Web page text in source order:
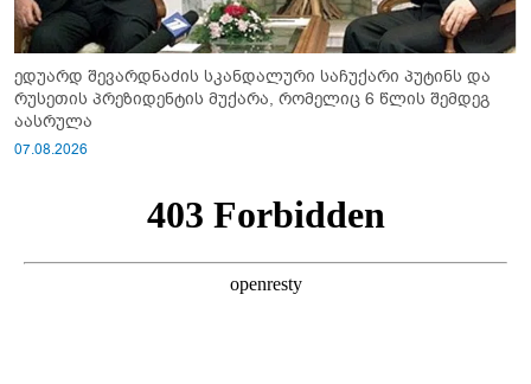
ედუარდ შევარდნაძის სკანდალური საჩუქარი პუტინს და
რუსეთის პრეზიდენტის მუქარა, რომელიც 6 წლის შემდეგ
აასრულა
07.08.2026